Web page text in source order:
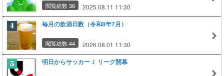
閲覧総数 36 2025.08.11 11:30
毎月の飲酒日数（令和8年7月）
閲覧総数 44 2026.08.01 11:30
明日からサッカーＪ リーグ開幕